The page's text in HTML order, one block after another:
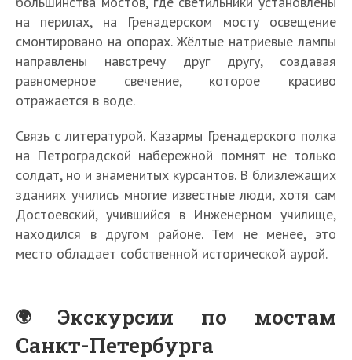
на перилах, на Гренадерском мосту освещение
смонтировано на опорах. Жёлтые натриевые лампы
направлены навстречу друг другу, создавая
равномерное свечение, которое красиво
отражается в воде.
Связь с литературой. Казармы Гренадерского полка
на Петроградской набережной помнят не только
солдат, но и знаменитых курсантов. В близлежащих
зданиях учились многие известные люди, хотя сам
Достоевский, учившийся в Инженерном училище,
находился в другом районе. Тем не менее, это
место обладает собственной исторической аурой.
Экскурсии по мостам
Санкт-Петербурга